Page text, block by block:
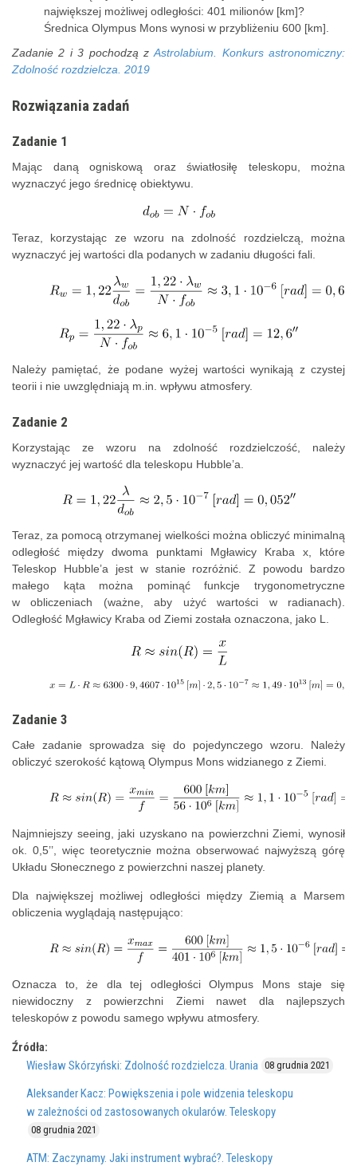
największej możliwej odległości: 401 milionów [km]?
Średnica Olympus Mons wynosi w przybliżeniu 600 [km].
Zadanie 2 i 3 pochodzą zAstrolabium. Konkurs astronomiczny:
Zdolność rozdzielcza. 2019
Rozwiązania zadań
Zadanie 1
Mając daną ogniskową oraz światłosiłę teleskopu, można
wyznaczyć jego średnicę obiektywu.
Teraz, korzystając ze wzoru na zdolność rozdzielczą, można
wyznaczyć jej wartości dla podanych w zadaniu długości fali.
Należy pamiętać, że podane wyżej wartości wynikają z czystej
teorii i nie uwzględniają m.in. wpływu atmosfery.
Zadanie 2
Korzystając ze wzoru na zdolność rozdzielczość, należy
wyznaczyć jej wartość dla teleskopu Hubble’a.
Teraz, za pomocą otrzymanej wielkości można obliczyć minimalną
odległość między dwoma punktami Mgławicy Kraba x, które
Teleskop Hubble’a jest w stanie rozróżnić. Z powodu bardzo
małego kąta można pominąć funkcje trygonometryczne
w obliczeniach (ważne, aby użyć wartości w radianach).
Odległość Mgławicy Kraba od Ziemi została oznaczona, jako L.
Zadanie 3
Całe zadanie sprowadza się do pojedynczego wzoru. Należy
obliczyć szerokość kątową Olympus Mons widzianego z Ziemi.
Najmniejszy seeing, jaki uzyskano na powierzchni Ziemi, wynosił
ok. 0,5’’, więc teoretycznie można obserwować najwyższą górę
Układu Słonecznego z powierzchni naszej planety.
Dla największej możliwej odległości między Ziemią a Marsem
obliczenia wyglądają następująco:
Oznacza to, że dla tej odległości Olympus Mons staje się
niewidoczny z powierzchni Ziemi nawet dla najlepszych
teleskopów z powodu samego wpływu atmosfery.
Źródła:
Wiesław Skórzyński: Zdolność rozdzielcza. Urania 08 grudnia 2021
Aleksander Kacz: Powiększenia i pole widzenia teleskopu
w zależności od zastosowanych okularów. Teleskopy
08 grudnia 2021
ATM: Zaczynamy. Jaki instrument wybrać?. Teleskopy